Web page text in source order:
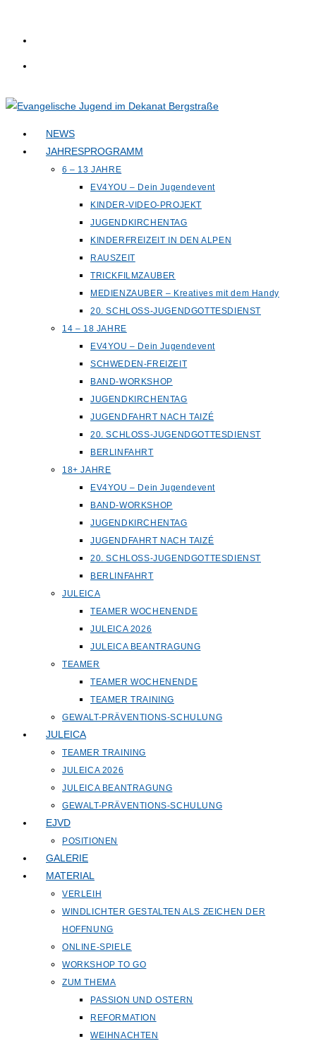
NEWS
JAHRESPROGRAMM
6 – 13 JAHRE
EV4YOU – Dein Jugendevent
KINDER-VIDEO-PROJEKT
JUGENDKIRCHENTAG
KINDERFREIZEIT IN DEN ALPEN
RAUSZEIT
TRICKFILMZAUBER
MEDIENZAUBER – Kreatives mit dem Handy
20. SCHLOSS-JUGENDGOTTESDIENST
14 – 18 JAHRE
EV4YOU – Dein Jugendevent
SCHWEDEN-FREIZEIT
BAND-WORKSHOP
JUGENDKIRCHENTAG
JUGENDFAHRT NACH TAIZÉ
20. SCHLOSS-JUGENDGOTTESDIENST
BERLINFAHRT
18+ JAHRE
EV4YOU – Dein Jugendevent
BAND-WORKSHOP
JUGENDKIRCHENTAG
JUGENDFAHRT NACH TAIZÉ
20. SCHLOSS-JUGENDGOTTESDIENST
BERLINFAHRT
JULEICA
TEAMER WOCHENENDE
JULEICA 2026
JULEICA BEANTRAGUNG
TEAMER
TEAMER WOCHENENDE
TEAMER TRAINING
GEWALT-PRÄVENTIONS-SCHULUNG
JULEICA
TEAMER TRAINING
JULEICA 2026
JULEICA BEANTRAGUNG
GEWALT-PRÄVENTIONS-SCHULUNG
EJVD
POSITIONEN
GALERIE
MATERIAL
VERLEIH
WINDLICHTER GESTALTEN ALS ZEICHEN DER
HOFFNUNG
ONLINE-SPIELE
WORKSHOP TO GO
ZUM THEMA
PASSION UND OSTERN
REFORMATION
WEIHNACHTEN